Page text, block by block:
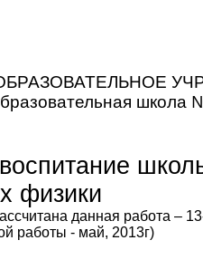
школа
физики
данная работа –
работы - май, 2013г)